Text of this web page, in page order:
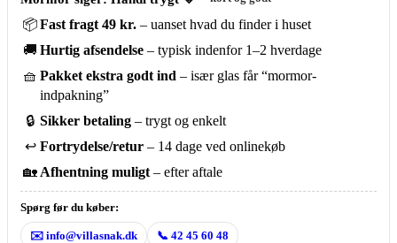
Mary
Stewart
antal
📦Fast fragt 49 kr. – uanset hvad du finder i huset
🚚 Hurtig afsendelse – typisk indenfor 1–2 hverdage
🧺 Pakket ekstra godt ind – især glas får “mormor-
indpakning”
🔒 Sikker betaling – trygt og enkelt
↩️ Fortrydelse/retur – 14 dage ved onlinekøb
🏡 Afhentning muligt – efter aftale
Spørg før du køber:
✉️ info@villasnak.dk 📞 42 45 60 48